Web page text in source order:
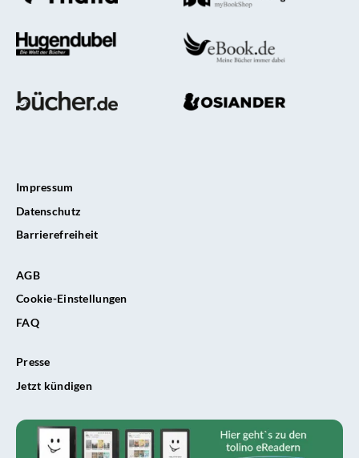
Impressum
Datenschutz
Barrierefreiheit
AGB
Cookie-Einstellungen
FAQ
Presse
Jetzt kündigen